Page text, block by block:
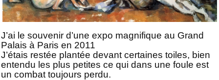
J’ai le souvenir d’une expo magnifique au Grand
Palais à Paris en 2011
J’étais restée plantée devant certaines toiles, bien
entendu les plus petites ce qui dans une foule est
un combat toujours perdu.